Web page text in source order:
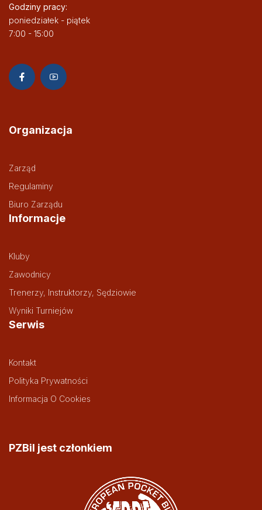
Godziny pracy:
poniedziałek - piątek
7:00 - 15:00
Organizacja
Zarząd
Regulaminy
Biuro Zarządu
Informacje
Kluby
Zawodnicy
Trenerzy, Instruktorzy, Sędziowie
Wyniki Turniejów
Serwis
Kontakt
Polityka Prywatności
Informacja O Cookies
PZBil jest członkiem